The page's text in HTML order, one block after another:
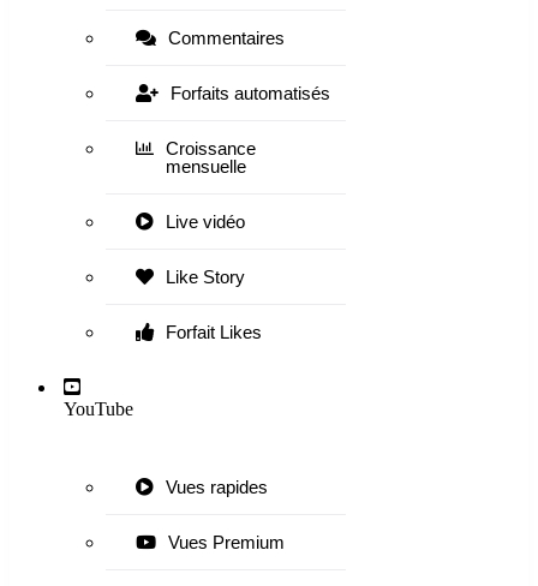
Commentaires
Forfaits automatisés
Croissance
mensuelle
Live vidéo
Like Story
Forfait Likes
YouTube
Vues rapides
Vues Premium